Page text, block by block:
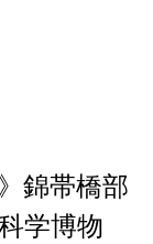
錦帯橋部
学博物